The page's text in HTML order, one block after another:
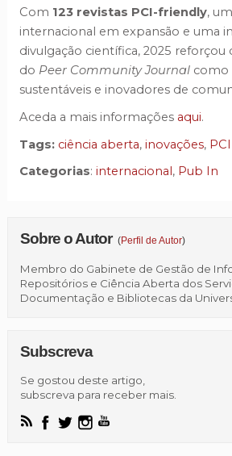
Com 123 revistas PCI-friendly,
internacional em expansão e uma
divulgação científica, 2025 reforçou
do Peer Community Journalcomo
sustentáveis e inovadores de
Aceda a mais informações aqui.
Tags: ciência aberta, inovações, PCI
Categorias: internacional, Pub In
Sobre o Autor (Perfil de Autor)
Membro do Gabinete de Gestão de
Repositórios e Ciência Aberta dos
Documentação e Bibliotecas da
Subscreva
Se gostou deste artigo,
subscreva para receber mais.